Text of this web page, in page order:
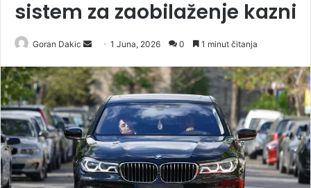
sistem za zaobilaženje kazni
Goran Dakic
n
d
a
n
e
m
a
1 Juna, 2026 0 1 minut čitanja